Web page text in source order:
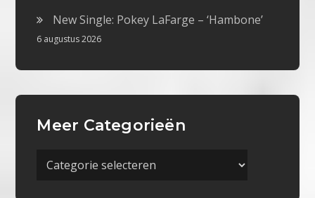
New Single: Pokey LaFarge – ‘Hambone’
6 augustus 2026
Meer Categorieën
Meer